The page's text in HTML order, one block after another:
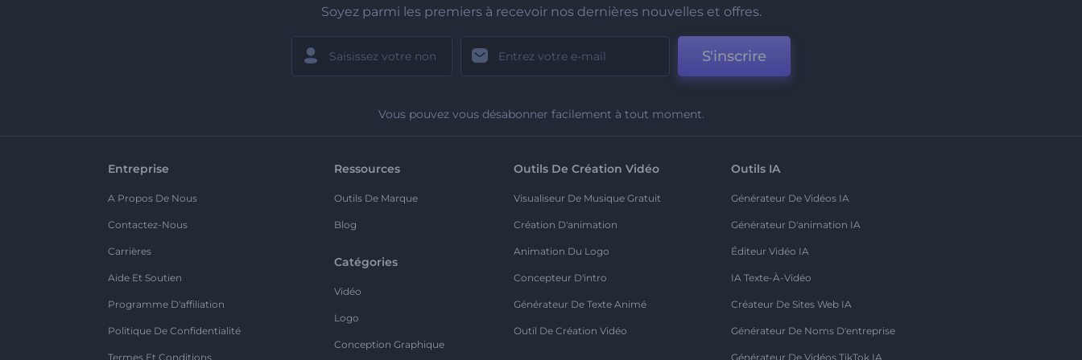
Soyez parmi les premiers à recevoir nos dernières nouvelles et offres.
S'inscrire
Vous pouvez vous désabonner facilement à tout moment.
Entreprise
A Propos De Nous
Contactez-Nous
Carrières
Aide Et Soutien
Programme D'affiliation
Politique De Confidentialité
Termes Et Conditions
Ressources
Outils De Marque
Blog
Catégories
Vidéo
Logo
Conception Graphique
Outils De Création Vidéo
Visualiseur De Musique Gratuit
Création D'animation
Animation Du Logo
Concepteur D'intro
Générateur De Texte Animé
Outil De Création Vidéo
Outils IA
Générateur De Vidéos IA
Générateur D'animation IA
Éditeur Vidéo IA
IA Texte-À-Vidéo
Créateur De Sites Web IA
Générateur De Noms D'entreprise
Générateur De Vidéos TikTok IA